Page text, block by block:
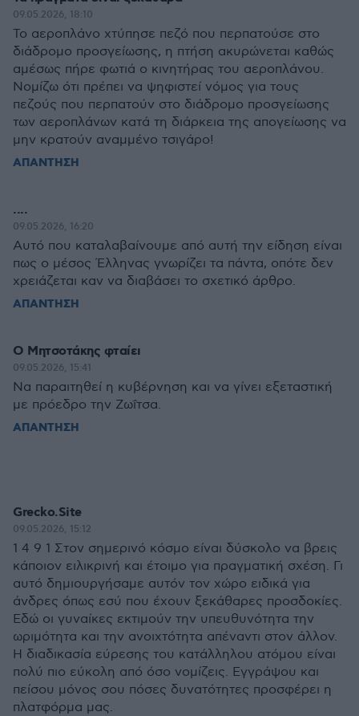
09.05.2026, 18:10
Το αεροπλάνο χτύπησε πεζό που περπατούσε στο
διάδρομο προσγείωσης, η πτήση ακυρώνεται καθώς
αμέσως πήρε φωτιά ο κινητήρας του αεροπλάνου.
Νομίζω ότι πρέπει να ψηφιστεί νόμος για τους
πεζούς που περπατούν στο διάδρομο προσγείωσης
των αεροπλάνων κατά τη διάρκεια της απογείωσης να
μην κρατούν αναμμένο τσιγάρο!
ΑΠΑΝΤΗΣΗ
....
09.05.2026, 16:20
Αυτό που καταλαβαίνουμε από αυτή την είδηση είναι
πως ο μέσος Έλληνας γνωρίζει τα πάντα, οπότε δεν
χρειάζεται καν να διαβάσει το σχετικό άρθρο.
ΑΠΑΝΤΗΣΗ
Ο Μητσοτάκης φταίει
09.05.2026, 15:41
Να παραιτηθεί η κυβέρνηση και να γίνει εξεταστική
με πρόεδρο την Ζωΐτσα.
ΑΠΑΝΤΗΣΗ
Grecko.Site
09.05.2026, 15:12
1 4 9 1 Στον σημερινό κόσμο είναι δύσκολο να βρεις
κάποιον ειλικρινή και έτοιμο για πραγματική σχέση. Γι
αυτό δημιουργήσαμε αυτόν τον χώρο ειδικά για
άνδρες όπως εσύ που έχουν ξεκάθαρες προσδοκίες.
Εδώ οι γυναίκες εκτιμούν την υπευθυνότητα την
ωριμότητα και την ανοιχτότητα απέναντι στον άλλον.
Η διαδικασία εύρεσης του κατάλληλου ατόμου είναι
πολύ πιο εύκολη από όσο νομίζεις. Εγγράψου και
πείσου μόνος σου πόσες δυνατότητες προσφέρει η
πλατφόρμα μας.